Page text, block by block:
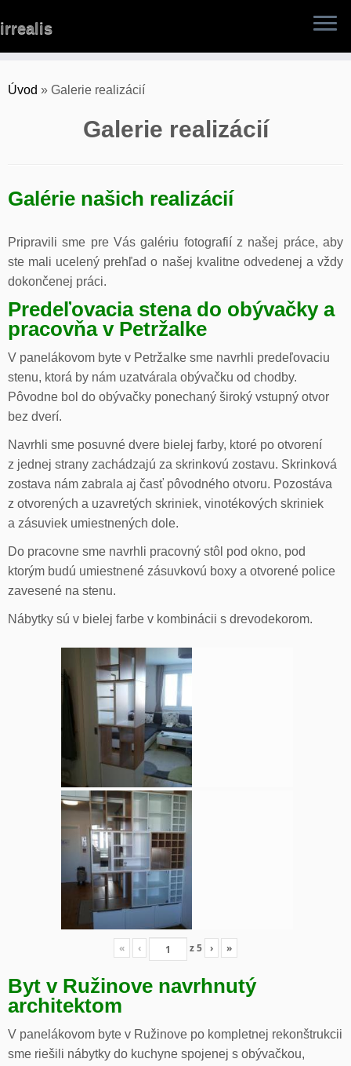
to
irrealis
Úvod » Galerie realizácií
Galerie realizácií
Galérie našich realizácií
Pripravili sme pre Vás galériu fotografií z našej práce, aby
ste mali ucelený prehľad o našej kvalitne odvedenej a vždy
dokončenej práci.
Predeľovacia stena do obývačky a
pracovňa v Petržalke
V panelákovom byte v Petržalke sme navrhli predeľovaciu
stenu, ktorá by nám uzatvárala obývačku od chodby.
Pôvodne bol do obývačky ponechaný široký vstupný otvor
bez dverí.
Navrhli sme posuvné dvere bielej farby, ktoré po otvorení
z jednej strany zachádzajú za skrinkovú zostavu. Skrinková
zostava nám zabrala aj časť pôvodného otvoru. Pozostáva
z otvorených a uzavretých skriniek, vinotékových skriniek
a zásuviek umiestnených dole.
Do pracovne sme navrhli pracovný stôl pod okno, pod
ktorým budú umiestnené zásuvkovú boxy a otvorené police
zavesené na stenu.
Nábytky sú v bielej farbe v kombinácii s drevodekorom.
« ‹ z5 › »
Byt v Ružinove navrhnutý
architektom
V panelákovom byte v Ružinove po kompletnej rekonštrukcii
sme riešili nábytky do kuchyne spojenej s obývačkou,